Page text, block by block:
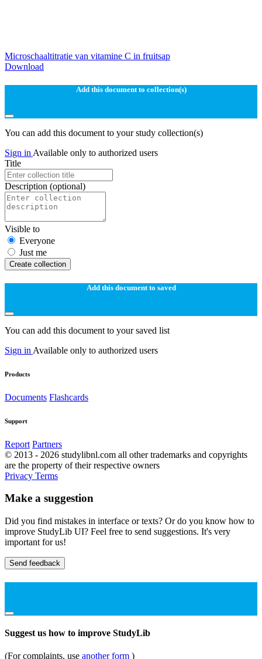
Microschaaltitratie van vitamine C in fruitsap
Download
Add this document to collection(s)
You can add this document to your study collection(s)
Sign in Available only to authorized users
Title
Description (optional)
Visible to
Everyone
Just me
Create collection
Add this document to saved
You can add this document to your saved list
Sign in Available only to authorized users
Products
Documents Flashcards
Support
Report Partners
© 2013 - 2026 studylibnl.com all other trademarks and copyrights
are the property of their respective owners
Privacy Terms
Make a suggestion
Did you find mistakes in interface or texts? Or do you know how to
improve StudyLib UI? Feel free to send suggestions. It's very
important for us!
Send feedback
Suggest us how to improve StudyLib
(For complaints, use another form )